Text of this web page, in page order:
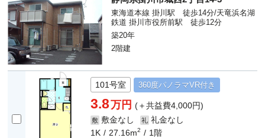
東海道本線 掛川駅 徒歩14分/天竜浜名湖
鉄道 掛川市役所前駅 徒歩12分
築20年
2階建
101号室 360度パノラマVR付き
3.8万円(＋共益費4,000円)
敷 敷金なし 礼 礼金なし
1K
27.16m2 1階